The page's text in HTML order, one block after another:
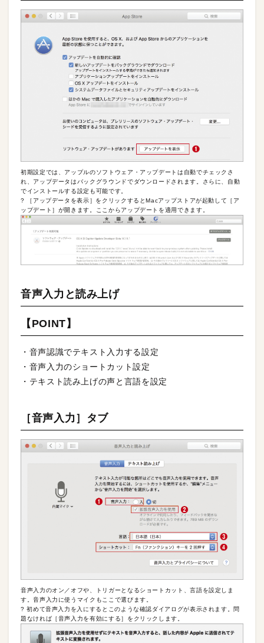
初期設定では、アップルのソフトウェア・アップデートは自動でチェックさ
れ、アップデータはバックグラウンドでダウンロードされます。さらに、自動
でインストールする設定も可能です。
? ［アップデータを表示］をクリックするとMacアップストアが起動して［ア
ップデート］が開きます。ここからアップデートを適用できます。
音声入力と読み上げ
【POINT】
・音声認識でテキスト入力する設定
・音声入力のショートカット設定
・テキスト読み上げの声と言語を設定
［音声入力］タブ
音声入力のオン／オフや、トリガーとなるショートカット、言語を設定しま
す。音声入力に使うマイクもここで選びます。
? 初めて音声入力を入にするとこのような確認ダイアログが表示されます。問
題なければ［音声入力を有効にする］をクリックします。